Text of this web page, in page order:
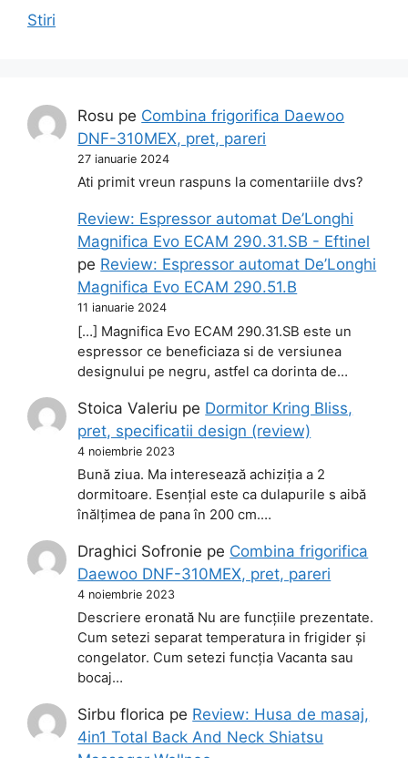
Stiri
Rosu pe Combina frigorifica Daewoo
DNF-310MEX, pret, pareri
27 ianuarie 2024
Ati primit vreun raspuns la comentariile dvs?
Review: Espressor automat De’Longhi
Magnifica Evo ECAM 290.31.SB - Eftinel
pe Review: Espressor automat De’Longhi
Magnifica Evo ECAM 290.51.B
11 ianuarie 2024
[…] Magnifica Evo ECAM 290.31.SB este un
espressor ce beneficiaza si de versiunea
designului pe negru, astfel ca dorinta de…
Stoica Valeriu pe Dormitor Kring Bliss,
pret, specificatii design (review)
4 noiembrie 2023
Bună ziua. Ma interesează achiziția a 2
dormitoare. Esențial este ca dulapurile s aibă
înălțimea de pana în 200 cm.…
Draghici Sofronie pe Combina frigorifica
Daewoo DNF-310MEX, pret, pareri
4 noiembrie 2023
Descriere eronată Nu are funcțiile prezentate.
Cum setezi separat temperatura in frigider și
congelator. Cum setezi funcția Vacanta sau
bocaj…
Sirbu florica pe Review: Husa de masaj,
4in1 Total Back And Neck Shiatsu